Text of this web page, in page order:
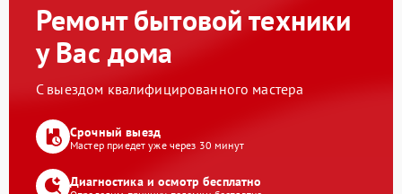
Ремонт бытовой техники
у Вас дома
С выездом квалифицированного мастера
Срочный выезд
Мастер приедет уже через 30 минут
Диагностика и осмотр бесплатно